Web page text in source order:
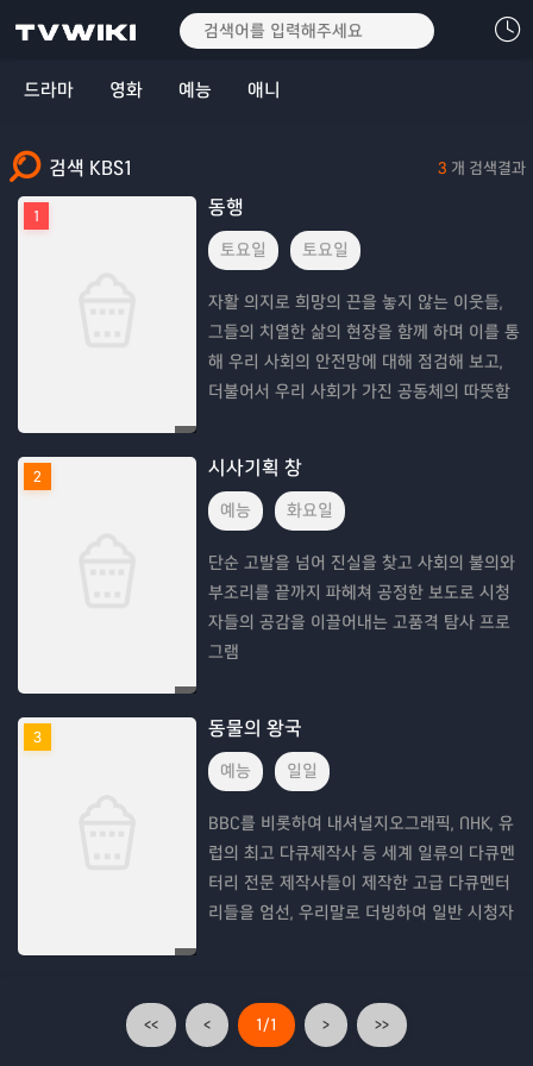
드라마 영화 예능 애니
검색 KBS1 3 개 검색결과
1 동행
토요일 토요일
자활 의지로 희망의 끈을 놓지 않는 이웃들,
그들의 치열한 삶의 현장을 함께 하며 이를 통
해 우리 사회의 안전망에 대해 점검해 보고,
더불어서 우리 사회가 가진 공동체의 따뜻함
짚어
2 시사기획 창
예능 화요일
단순 고발을 넘어 진실을 찾고 사회의 불의와
부조리를 끝까지 파헤쳐 공정한 보도로 시청
자들의 공감을 이끌어내는 고품격 탐사 프로
그램
3 동물의 왕국
예능 일일
BBC를 비롯하여 내셔널지오그래픽, NHK, 유
럽의 최고 다큐제작사 등 세계 일류의 다큐멘
터리 전문 제작사들이 제작한 고급 다큐멘터
리들을 엄선, 우리말로 더빙하여 일반 시청자
<< < 1/1 > >>